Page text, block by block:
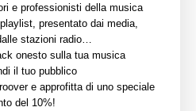
divulgato da Gary Vee, è
L’idea è di dedicare più
del viaggio che alla
e professionisti della musica
presentato dai media,
stazioni radio…
onesto sulla tua musica
il tuo pubblico
e approfitta di uno speciale
del 10%!